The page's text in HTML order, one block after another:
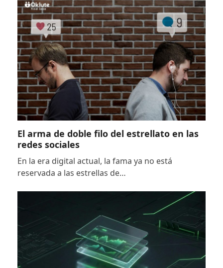
El arma de doble filo del estrellato en las
redes sociales
En la era digital actual, la fama ya no está
reservada a las estrellas de…